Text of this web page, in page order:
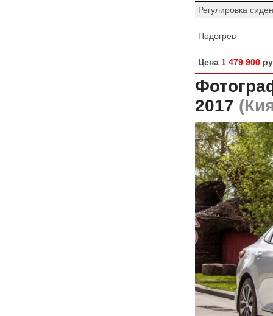
Регулировка
Подогрев
Цена 1 479 900
2017